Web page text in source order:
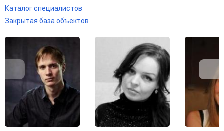
Каталог специалистов
Закрытая база объектов